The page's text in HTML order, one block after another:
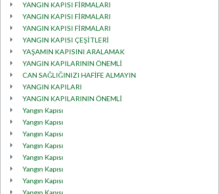
YANGIN KAPISI FİRMALARI
YANGIN KAPISI FİRMALARI
YANGIN KAPISI FİRMALARI
YANGIN KAPISI ÇEŞİTLERİ
YAŞAMIN KAPISINI ARALAMAK
YANGIN KAPILARININ ÖNEMLİ
CAN SAĞLIĞINIZI HAFİFE ALMAYIN
YANGIN KAPILARI
YANGIN KAPILARININ ÖNEMLİ
Yangın Kapısı
Yangın Kapısı
Yangın Kapısı
Yangın Kapısı
Yangın Kapısı
Yangın Kapısı
Yangın Kapısı
Yangın Kapısı